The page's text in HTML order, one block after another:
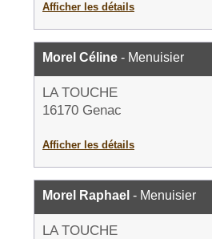
Afficher les détails
Morel Céline - Menuisier
LA TOUCHE
16170 Genac
Afficher les détails
Morel Raphael - Menuisier
LA TOUCHE